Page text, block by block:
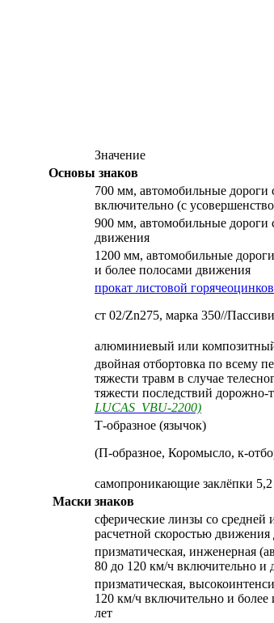
Значение
Основы знаков
700 мм, автомобильные дороги
включительно (с
900 мм, автомобильные дороги
движения
1200 мм, автомобильные
и более полосами движения
прокат листовой
ст 02/Zn275, марка 350//
алюминиевый или
двойная отбортовка по всему
тяжести травм в случае
тяжести последствий
LUCAS VBU-2200)
Т-образное (язычок)
(П-образное, Коромысло, к-
самопроникающие заклёпки
Маски знаков
сферические линзы со средней
расчетной скоростью
призматическая, инженерная
80 до 120 км/ч включительно и
призматическая,
120 км/ч включительно и
лет